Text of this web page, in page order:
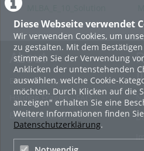
Diese Webseite verwendet
Wir verwenden Cookies, um
zu gestalten. Mit dem
stimmen Sie der Verwendung
Anklicken der untenstehenden
auswählen, welche Cookie-
möchten. Durch Klicken auf die
anzeigen" erhalten Sie eine
Weitere Informationen finden
Datenschutzerklärung.
About
Erste Schritte
Häufige Fragen - FAQ
Betriebsstatus